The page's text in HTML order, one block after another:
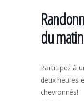
du
Participez à
deux heures
chevronnés!